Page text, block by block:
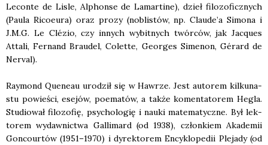
Lecon­te de Lisle, Alphon­se de Lamar­ti­ne), dzieł filo­zo­ficz­nych
(Pau­la Rico­eu­ra) oraz pro­zy (nobli­stów, np. Claude’a Simo­na i
J.M.G. Le Clézio, czy innych wybit­nych twór­ców, jak Jacqu­es
Atta­li, Fer­nand Brau­del, Colet­te, Geo­r­ges Sime­non, Gérard de
Nerval).
Ray­mond Quene­au uro­dził się w Haw­rze. Jest auto­rem kil­ku­na­
stu powie­ści, ese­jów, poema­tów, a tak­że komen­ta­to­rem Hegla.
Stu­dio­wał filo­zo­fię, psy­cho­lo­gię i nauki mate­ma­tycz­ne. Był lek­
to­rem wydaw­nic­twa Gal­li­mard (od 1938), człon­kiem Aka­de­mii
Gon­co­ur­tów (1951–1970) i dyrek­to­rem Ency­klo­pe­dii Ple­ja­dy (od